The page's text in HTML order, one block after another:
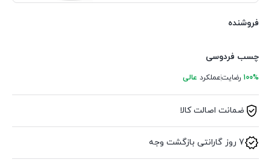
فروشنده
چسب فردوسی
100% رضایتعملکرد عالی
ضمانت اصالت کالا
7 روز گارانتی بازگشت وجه